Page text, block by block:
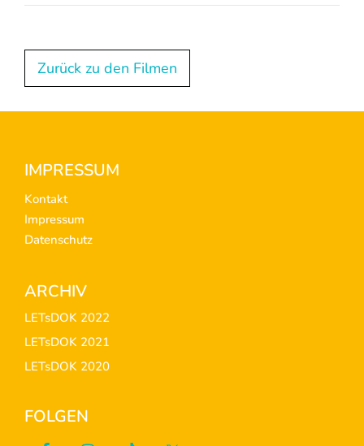
Zurück zu den Filmen
Footer
IMPRESSUM
Kontakt
Impressum
Datenschutz
ARCHIV
LETsDOK 2022
LETsDOK 2021
LETsDOK 2020
FOLGEN